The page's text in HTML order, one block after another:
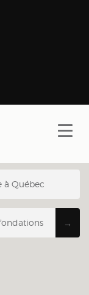
à Québec
→